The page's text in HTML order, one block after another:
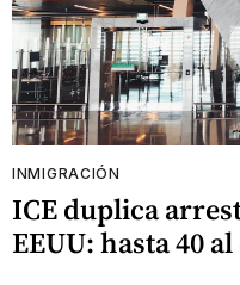
INMIGRACIÓN
ICE duplica
EEUU: hasta 40